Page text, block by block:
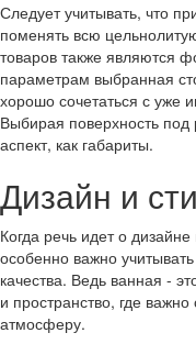
Следует учитывать, что
поменять всю
товаров также являются
параметрам выбранная
хорошо сочетаться с
Выбирая поверхность под
аспект, как габариты.
Дизайн и
Когда речь идет о
особенно важно
качества. Ведь ванная -
и пространство, где
атмосферу.